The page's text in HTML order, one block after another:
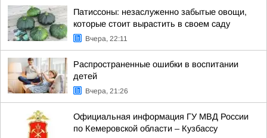
Патиссоны: незаслуженно забытые овощи,
которые стоит вырастить в своем саду
Вчера, 22:11
Распространенные ошибки в воспитании
детей
Вчера, 21:26
Официальная информация ГУ МВД России
по Кемеровской области – Кузбассу